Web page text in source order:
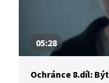
05:28
Ochránce 8.díl: